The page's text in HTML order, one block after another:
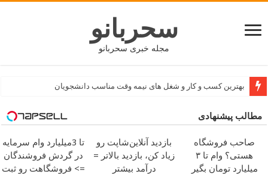
سحربانو
مجله خبری سحربانو
بهترین کسب و کار و شغل های نیمه وقت مناسب دانشجویان
مطالب پیشنهادی
صاحب فروشگاه
هستی؟ وام تا ۳
میلیارد تومان بگیر
بازدید آنلاین‌شاپت رو
زیاد کن، بازدید بالاتر =
درآمد بیشتر
تا 3میلیارد وام سرمایه
در گردش فروشندگان
=> فروشگاهت رو ثبت